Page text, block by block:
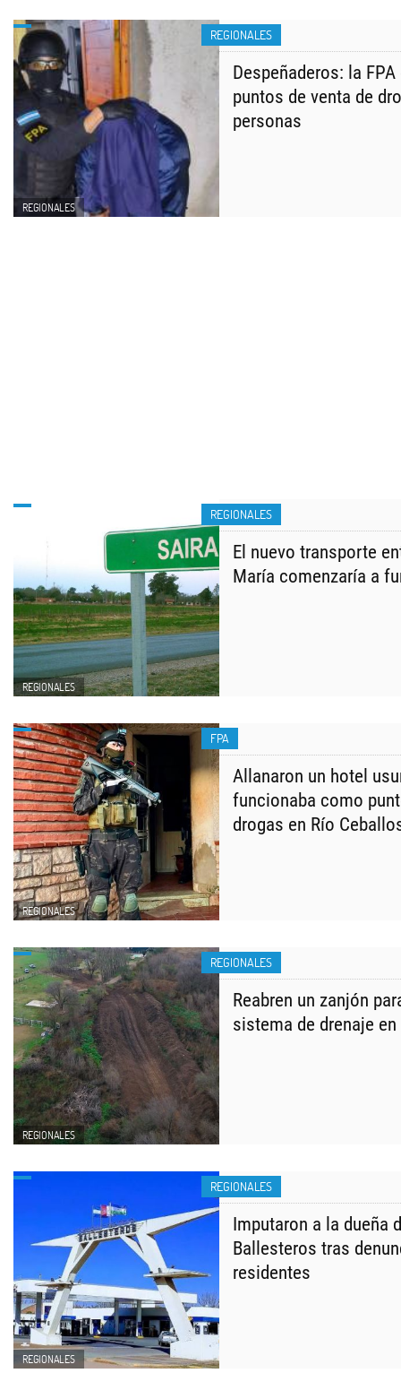
REGIONALES
REGIONALES
Despeñaderos: la
puntos de venta de
personas
REGIONALES
REGIONALES
El nuevo transporte
María comenzaría a
FPA
REGIONALES
Allanaron un hotel
funcionaba como
drogas en Río
REGIONALES
REGIONALES
Reabren un zanjón
sistema de drenaje
REGIONALES
REGIONALES
Imputaron a la dueña
Ballesteros tras
residentes